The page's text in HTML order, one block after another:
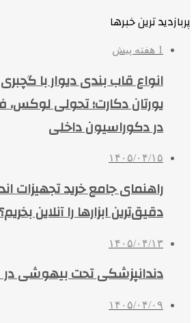
پربازدید ترین خبرها
1 هفته پیش
انواع قاب بندی دیوار با
یورتان دکارت؛ تحولی
در دکوراسیون داخلی
۱۴۰۵/۰۴/۱۵
راهنمای جامع خرید تجهیزات
دقیق‌ترین ابزارها را آنلاین
۱۴۰۵/۰۴/۱۳
دندانپزشکی تحت بیهوشی در
۱۴۰۵/۰۴/۰۹